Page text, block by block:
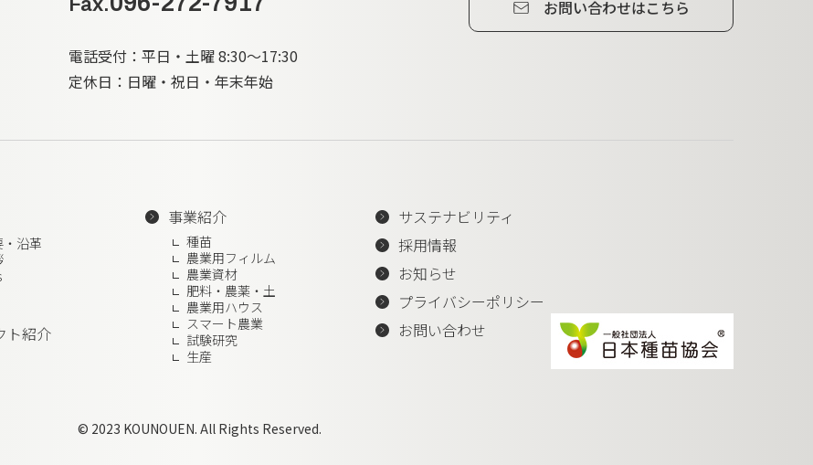
電話受付：平日・土曜 8:30～17:30
定休日：日曜・祝日・年末年始
お問い合わせはこちら
沿革
ト紹介
事業紹介
種苗
農業用フィルム
農業資材
肥料・農薬・土
農業用ハウス
スマート農業
試験研究
生産
サステナビリティ
採用情報
お知らせ
プライバシーポリシー
お問い合わせ
© 2023 KOUNOUEN. All Rights Reserved.